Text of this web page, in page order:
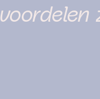
voordelen